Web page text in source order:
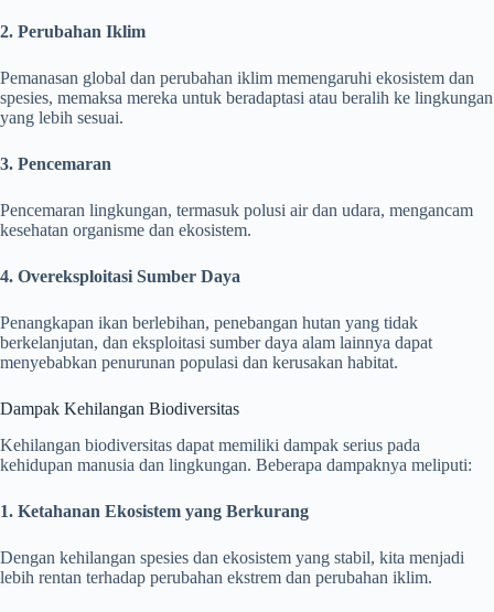
2. Perubahan Iklim
Pemanasan global dan perubahan iklim memengaruhi ekosistem dan
spesies, memaksa mereka untuk beradaptasi atau beralih ke lingkungan
yang lebih sesuai.
3. Pencemaran
Pencemaran lingkungan, termasuk polusi air dan udara, mengancam
kesehatan organisme dan ekosistem.
4. Overeksploitasi Sumber Daya
Penangkapan ikan berlebihan, penebangan hutan yang tidak
berkelanjutan, dan eksploitasi sumber daya alam lainnya dapat
menyebabkan penurunan populasi dan kerusakan habitat.
Dampak Kehilangan Biodiversitas
Kehilangan biodiversitas dapat memiliki dampak serius pada
kehidupan manusia dan lingkungan. Beberapa dampaknya meliputi:
1. Ketahanan Ekosistem yang Berkurang
Dengan kehilangan spesies dan ekosistem yang stabil, kita menjadi
lebih rentan terhadap perubahan ekstrem dan perubahan iklim.